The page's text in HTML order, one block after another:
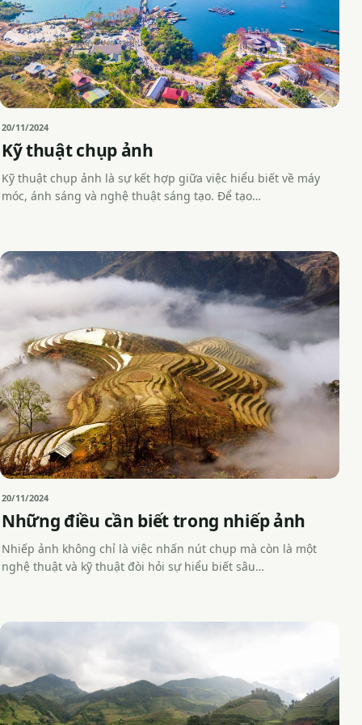
20/11/2024
Kỹ thuật chụp ảnh
Kỹ thuật chụp ảnh là sự kết hợp giữa việc hiểu biết về máy
móc, ánh sáng và nghệ thuật sáng tạo. Để tạo…
20/11/2024
Những điều cần biết trong nhiếp ảnh
Nhiếp ảnh không chỉ là việc nhấn nút chụp mà còn là một
nghệ thuật và kỹ thuật đòi hỏi sự hiểu biết sâu…